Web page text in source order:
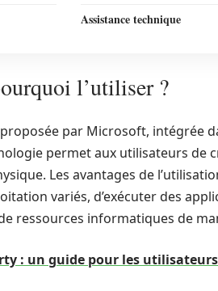
Assistance technique
l’utiliser ?
par Microsoft, intégrée
permet aux utilisateurs de
Les avantages de
variés, d’exécuter des
ressources informatiques de
: un guide pour les